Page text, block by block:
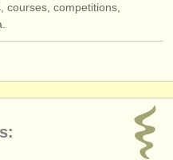
courses, competitions,